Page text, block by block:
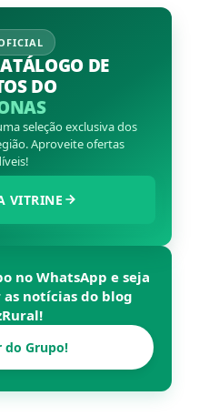
DE
DO
seleção exclusiva dos
Aproveite ofertas
VITRINE
no WhatsApp e seja
notícias do blog
!
do Grupo!